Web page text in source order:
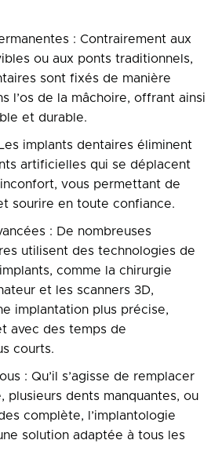
: Contrairement aux
ou aux ponts traditionnels,
sont fixés de manière
l’os de la mâchoire, offrant ainsi
et durable.
implants dentaires éliminent
artificielles qui se déplacent
vous permettant de
sourire en toute confiance.
: De nombreuses
utilisent des technologies de
comme la chirurgie
et les scanners 3D,
implantation plus précise,
avec des temps de
courts.
: Qu’il s’agisse de remplacer
plusieurs dents manquantes, ou
complète, l’implantologie
solution adaptée à tous les